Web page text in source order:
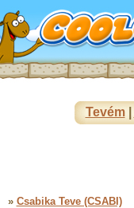
Tevém|
» Csabika Teve (CSABI)